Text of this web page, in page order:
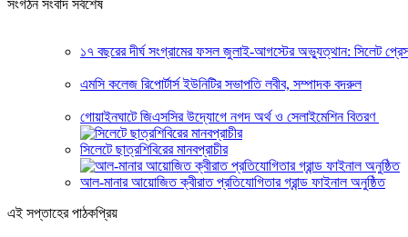
সংগঠন সংবাদ সর্বশেষ
১৭ বছরের দীর্ঘ সংগ্রামের ফসল জুলাই-আগস্টের অভ্যুত্থান: সিলেট
এমসি কলেজ রিপোর্টার্স ইউনিটির সভাপতি লবীব, সম্পাদক বদরুল
গোয়াইনঘাটে জিএসসির উদ্যোগে নগদ অর্থ ও সেলাইমেশিন বিতরণ
সিলেটে ছাত্রশিবিরের মানবপ্রাচীর
আল-মানার আয়োজিত ক্বীরাত প্রতিযোগিতার গ্রান্ড ফাইনাল অনুষ্ঠিত
এই সপ্তাহের পাঠকপ্রিয়